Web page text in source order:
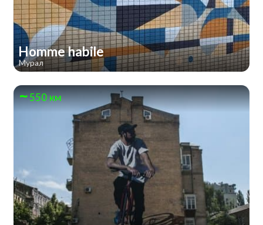
Homme habile
Мурал
550 км